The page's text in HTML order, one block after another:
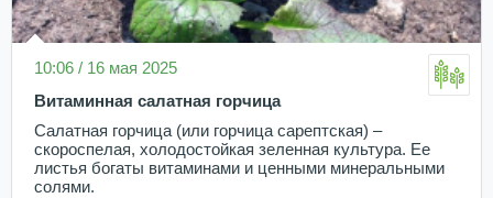
10:06 / 16 мая 2025
Витаминная салатная горчица
Салатная горчица (или горчица сарептская) –
скороспелая, холодостойкая зеленная культура. Ее
листья богаты витаминами и ценными минеральными
солями.